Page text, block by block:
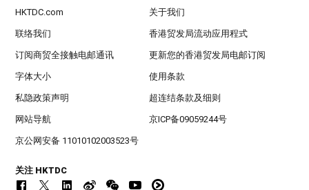
HKTDC.com 关于我们
联络我们 香港贸发局流动应用程式
订阅商贸全接触电邮通讯 更新您的香港贸发局电邮订阅
字体大小 使用条款
私隐政策声明 超连结条款及细则
网站导航 京ICP备09059244号
京公网安备 11010102003523号
关注 HKTDC